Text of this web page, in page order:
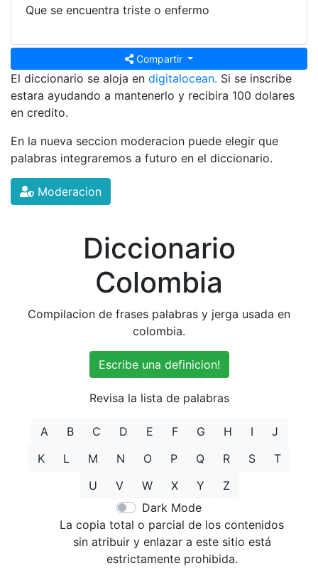
Que se encuentra triste o enfermo
Compartir
El diccionario se aloja en digitalocean. Si se inscribe
estara ayudando a mantenerlo y recibira 100 dolares
en credito.
En la nueva seccion moderacion puede elegir que
palabras integraremos a futuro en el diccionario.
Moderacion
Diccionario
Colombia
Compilacion de frases palabras y jerga usada en
colombia.
Escribe una definicion!
Revisa la lista de palabras
A B C D E F G H I
J
K
L M N O P Q R S
T
U
V W X Y
Z
Dark Mode
La copia total o parcial de los contenidos
sin atribuir y enlazar a este sitio está
estrictamente prohibida.